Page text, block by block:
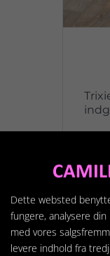
Dette websted
fungere, analysere
med vores
levere indhold fra